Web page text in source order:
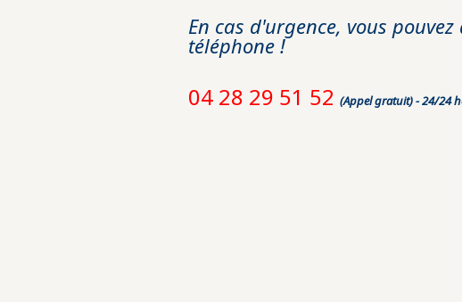
En cas d'urgence, vous
téléphone !
04 28 29 51 52(Appel gratuit) - 24/24